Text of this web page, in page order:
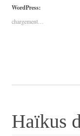
WordPress:
chargement…
Haïkus